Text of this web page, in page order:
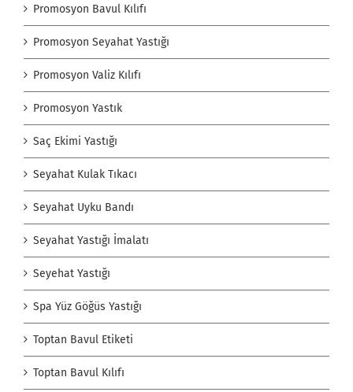
Promosyon Bavul Kılıfı
Promosyon Seyahat Yastığı
Promosyon Valiz Kılıfı
Promosyon Yastık
Saç Ekimi Yastığı
Seyahat Kulak Tıkacı
Seyahat Uyku Bandı
Seyahat Yastığı İmalatı
Seyehat Yastığı
Spa Yüz Göğüs Yastığı
Toptan Bavul Etiketi
Toptan Bavul Kılıfı